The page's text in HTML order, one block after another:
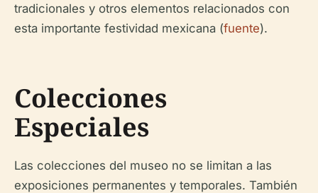
tradicionales y otros elementos relacionados con
esta importante festividad mexicana (fuente).
Colecciones
Especiales
Las colecciones del museo no se limitan a las
exposiciones permanentes y temporales. También